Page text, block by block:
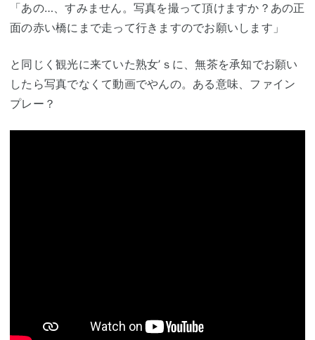
「あの…、すみません。写真を撮って頂けますか？あの正
面の赤い橋にまで走って行きますのでお願いします」
と同じく観光に来ていた熟女’ｓに、無茶を承知でお願い
したら写真でなくて動画でやんの。ある意味、ファイン
プレー？